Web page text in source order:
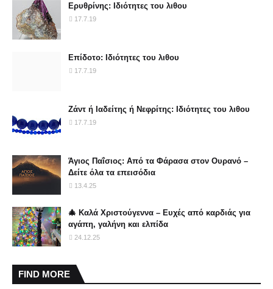
Ερυθρίνης: Ιδιότητες του λιθου
17.7.19
Επίδοτο: Ιδιότητες του λιθου
17.7.19
Ζάντ ή Ιαδείτης ή Νεφρίτης: Ιδιότητες του λιθου
17.7.19
Άγιος Παΐσιος: Από τα Φάρασα στον Ουρανό –
Δείτε όλα τα επεισόδια
13.4.25
🎄 Καλά Χριστούγεννα – Ευχές από καρδιάς για
αγάπη, γαλήνη και ελπίδα
24.12.25
FIND MORE